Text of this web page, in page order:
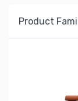
Product